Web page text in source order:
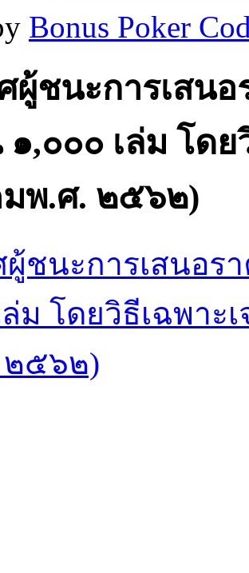
Bonus Poker
ผู้ชนะการเสน
,๐๐๐ เล่ม โดย
พ.ศ. ๒๕๖๒)
ผู้ชนะการเสนอร
ม โดยวิธีเฉพาะ
๒๕๖๒)